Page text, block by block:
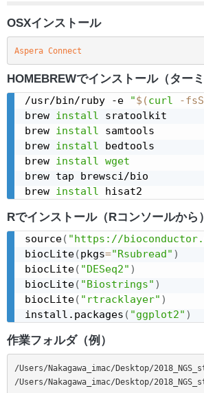
OSXインストール
Aspera Connect
HOMEBREWでインストール（ターミ
/usr/bin/ruby -e
"$(curl -
brew install sratoolkit
brew install samtools
brew install bedtools
brew install wget
brew tap brewsci/bio
brew install
Rでインストール（Rコンソールから）
source( "https://
biocLite(pkgs="Rsubread" )
biocLite( "DESeq2" )
biocLite( "Biostrings" )
biocLite( "rtracklayer" )
install.packages ( "ggplot2" )
作業フォルダ（例）
/Users/Nakagawa_imac/Desktop/
/Users/Nakagawa_imac/Desktop/